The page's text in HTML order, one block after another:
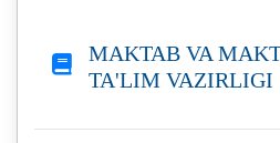
MAKTAB VA
TA'LIM VAZIRLIGI